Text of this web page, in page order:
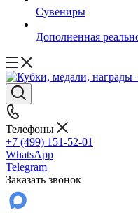
Сувениры
Дополненная
Телефоны
+7 (499) 151-52-01
WhatsApp
Telegram
Заказать звонок